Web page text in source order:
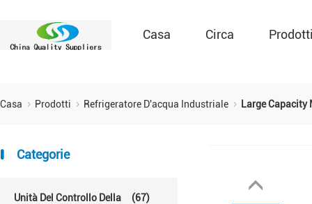
Casa Circa
Casa Prodotti Refrigeratore D'acqua Industriale Large Capacity
Categorie
Unità Del Controllo Della
(67)